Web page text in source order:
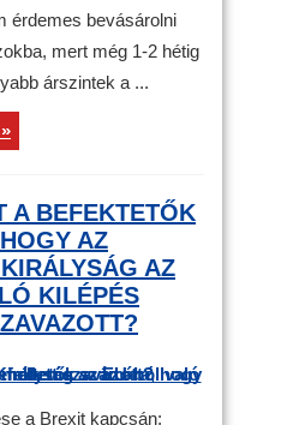
érdemes bevásárolni
mert még 1-2 hétig
árszintek a ...
A BEFEKTETŐK
AZ
AZ
KILÉPÉS
a Brexit kapcsán: